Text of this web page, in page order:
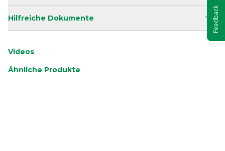
Hilfreiche Dokumente
Videos
Ähnliche Produkte
Feedback